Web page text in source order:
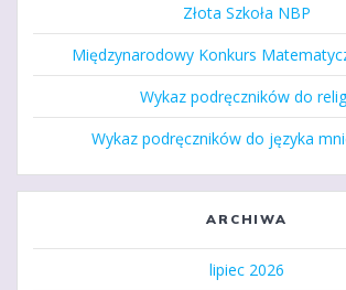
Złota Szkoła NBP
Międzynarodowy Konkurs
Wykaz podręczników do
Wykaz podręczników do języka
ARCHIWA
lipiec 2026